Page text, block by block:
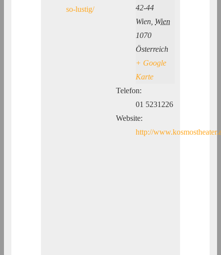
so-lustig/
42-44
Wien Wien
1070
Österreich
+ Google
Karte
Telefon:
01 5231226
Website:
http://